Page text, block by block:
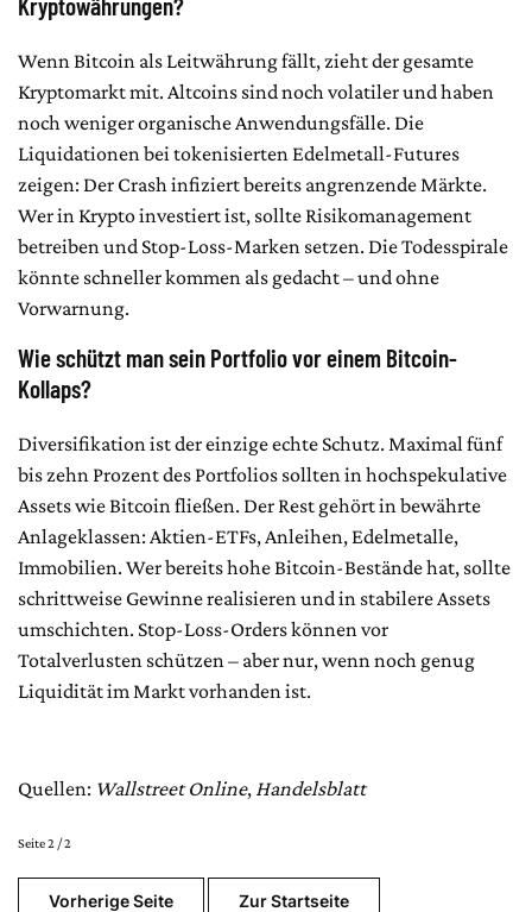
Wenn Bitcoin als Leitwährung fällt, zieht der gesamte
Kryptomarkt mit. Altcoins sind noch volatiler und haben
noch weniger organische Anwendungsfälle. Die
Liquidationen bei tokenisierten Edelmetall-Futures
zeigen: Der Crash infiziert bereits angrenzende Märkte.
Wer in Krypto investiert ist, sollte Risikomanagement
betreiben und Stop-Loss-Marken setzen. Die Todesspirale
könnte schneller kommen als gedacht – und ohne
Vorwarnung.
Wie schützt man sein Portfolio vor einem Bitcoin-
Kollaps?
Diversifikation ist der einzige echte Schutz. Maximal fünf
bis zehn Prozent des Portfolios sollten in hochspekulative
Assets wie Bitcoin fließen. Der Rest gehört in bewährte
Anlageklassen: Aktien-ETFs, Anleihen, Edelmetalle,
Immobilien. Wer bereits hohe Bitcoin-Bestände hat, sollte
schrittweise Gewinne realisieren und in stabilere Assets
umschichten. Stop-Loss-Orders können vor
Totalverlusten schützen – aber nur, wenn noch genug
Liquidität im Markt vorhanden ist.
Quellen: Wallstreet Online, Handelsblatt
Seite 2 / 2
Vorherige Seite Zur Startseite